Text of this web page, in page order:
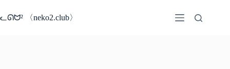
ン
ᓚᘏᗢ² 〈neko2.club〉